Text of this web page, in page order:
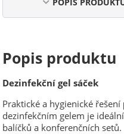
Popis produktu
Dezinfekční gel sáček
Praktické a hygienické řešení
dezinfekčním gelem je
balíčků a konferenčních setů.